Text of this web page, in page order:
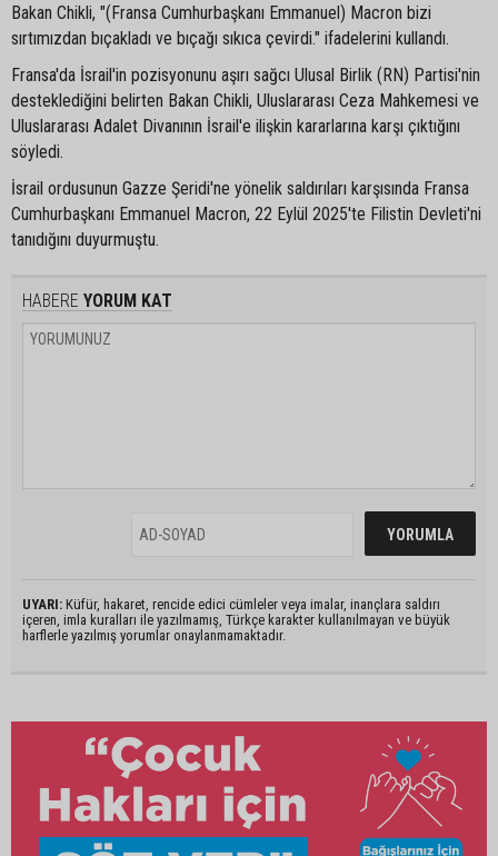
Bakan Chikli, "(Fransa Cumhurbaşkanı Emmanuel) Macron bizi
sırtımızdan bıçakladı ve bıçağı sıkıca çevirdi." ifadelerini kullandı.
Fransa'da İsrail'in pozisyonunu aşırı sağcı Ulusal Birlik (RN) Partisi'nin
desteklediğini belirten Bakan Chikli, Uluslararası Ceza Mahkemesi ve
Uluslararası Adalet Divanının İsrail'e ilişkin kararlarına karşı çıktığını
söyledi.
İsrail ordusunun Gazze Şeridi'ne yönelik saldırıları karşısında Fransa
Cumhurbaşkanı Emmanuel Macron, 22 Eylül 2025'te Filistin Devleti'ni
tanıdığını duyurmuştu.
HABERE YORUM KAT
UYARI: Küfür, hakaret, rencide edici cümleler veya imalar, inançlara saldırı
içeren, imla kuralları ile yazılmamış, Türkçe karakter kullanılmayan ve büyük
harflerle yazılmış yorumlar onaylanmamaktadır.